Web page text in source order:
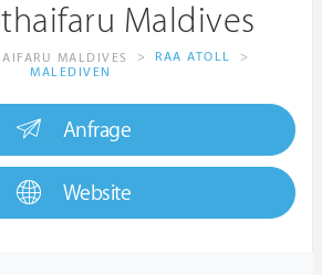
Maldives
MALDIVES > RAA ATOLL
>
MALEDIVEN
Anfrage
Website